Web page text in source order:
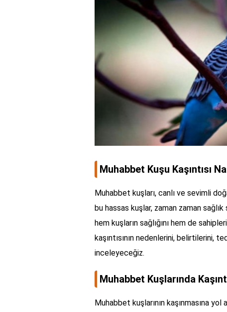
Muhabbet Kuşu Kaşıntısı
Muhabbet kuşları, canlı ve sevimli
bu hassas kuşlar, zaman zaman sağlık
hem kuşların sağlığını hem de
kaşıntısının nedenlerini, belirtilerini,
inceleyeceğiz.
Muhabbet Kuşlarında
Muhabbet kuşlarının kaşınmasına